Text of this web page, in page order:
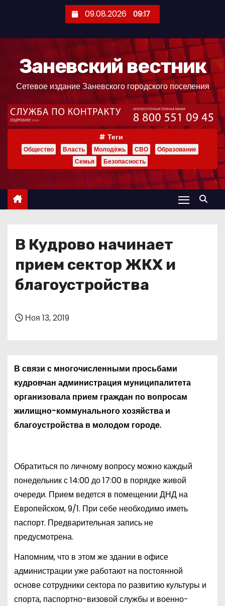
ж
09.08.2026 09:17
Заневский вестник
Сетевое издание Заневского городского поселения
Теги
Общество Власть Молодёжь СВО
Образование
Семья
Безопасность
В Кудрово начинает
прием сектор ЖКХ и
благоустройства
Ноя 13, 2019
В связи с многочисленными просьбами
кудровчан администрация муниципалитета
организовала прием граждан по вопросам
жилищно-коммунального хозяйства и
благоустройства в молодом городе.
Обратиться по личному вопросу можно каждый
понедельник с 14:00 до 17:00 в порядке живой
очереди. Прием ведется в помещении ДНД на
Европейском, 9/1. При себе необходимо иметь
паспорт. Предварительная запись не
предусмотрена.
Напомним, что в этом же здании в офисе
администрации уже работают на постоянной
основе сотрудники сектора по развитию культуры и
спорта, паспортно-визовой службы и военно-